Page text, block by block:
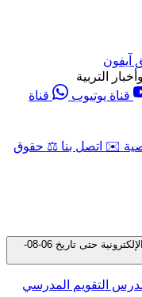
آيفون
التربية
قناة يوتيوب
قناة
✉️ اتصل بنا ⚖️ حقوق
جميع الملفات المتوفرة في قسم الاختبارات الإلكترونية حتى تاريخ 06-08-
التقويم المدرسي